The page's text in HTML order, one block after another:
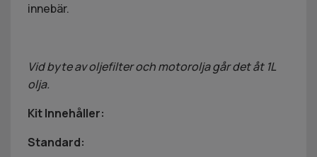
innebär.
Vid byte av oljefilter och motorolja går det åt 1L
olja.
Kit Innehåller:
Standard: